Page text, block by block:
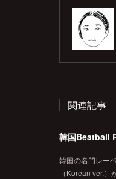
関連記事
韓国の名門レー
（Korean ver.